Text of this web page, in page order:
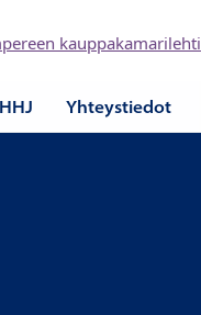
kauppakamarilehti
HHJ Yhteystiedot